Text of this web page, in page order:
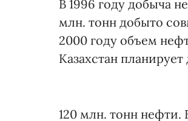
В 1996 году добыча
млн. тонн добыто
2000 году объем
Казахстан
120 млн. тонн нефти.